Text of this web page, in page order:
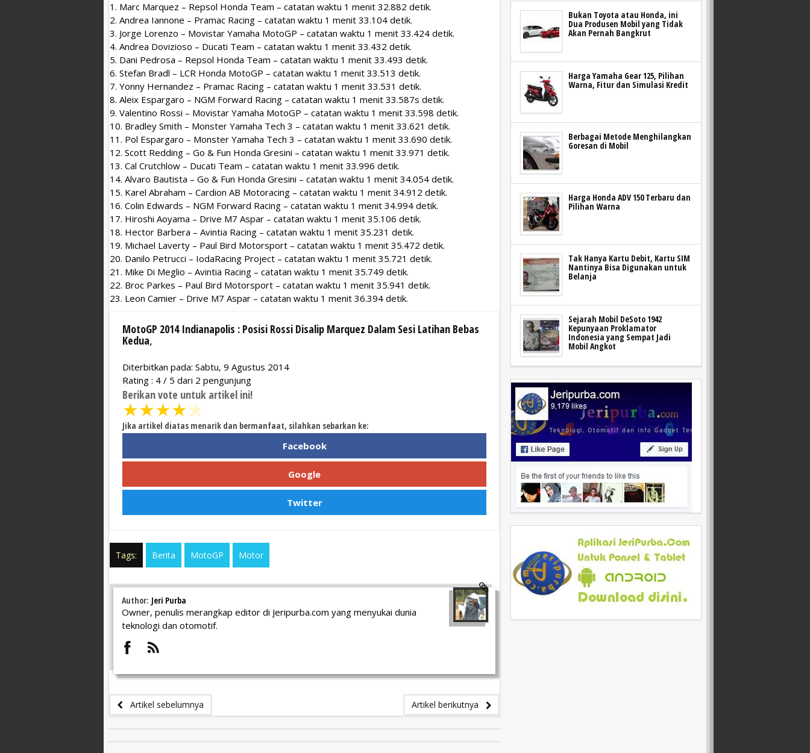
1. Marc Marquez – Repsol Honda Team – catatan waktu 1 menit 32.882 detik.
2. Andrea Iannone – Pramac Racing – catatan waktu 1 menit 33.104 detik.
3. Jorge Lorenzo – Movistar Yamaha MotoGP – catatan waktu 1 menit 33.424 detik.
4. Andrea Dovizioso – Ducati Team – catatan waktu 1 menit 33.432 detik.
5. Dani Pedrosa – Repsol Honda Team – catatan waktu 1 menit 33.493 detik.
6. Stefan Bradl – LCR Honda MotoGP – catatan waktu 1 menit 33.513 detik.
7. Yonny Hernandez – Pramac Racing – catatan waktu 1 menit 33.531 detik.
8. Aleix Espargaro – NGM Forward Racing – catatan waktu 1 menit 33.587s detik.
9. Valentino Rossi – Movistar Yamaha MotoGP – catatan waktu 1 menit 33.598 detik.
10. Bradley Smith – Monster Yamaha Tech 3 – catatan waktu 1 menit 33.621 detik.
11. Pol Espargaro – Monster Yamaha Tech 3 – catatan waktu 1 menit 33.690 detik.
12. Scott Redding – Go & Fun Honda Gresini – catatan waktu 1 menit 33.971 detik.
13. Cal Crutchlow – Ducati Team – catatan waktu 1 menit 33.996 detik.
14. Alvaro Bautista – Go & Fun Honda Gresini – catatan waktu 1 menit 34.054 detik.
15. Karel Abraham – Cardion AB Motoracing – catatan waktu 1 menit 34.912 detik.
16. Colin Edwards – NGM Forward Racing – catatan waktu 1 menit 34.994 detik.
17. Hiroshi Aoyama – Drive M7 Aspar – catatan waktu 1 menit 35.106 detik.
18. Hector Barbera – Avintia Racing – catatan waktu 1 menit 35.231 detik.
19. Michael Laverty – Paul Bird Motorsport – catatan waktu 1 menit 35.472 detik.
20. Danilo Petrucci – IodaRacing Project – catatan waktu 1 menit 35.721 detik.
21. Mike Di Meglio – Avintia Racing – catatan waktu 1 menit 35.749 detik.
22. Broc Parkes – Paul Bird Motorsport – catatan waktu 1 menit 35.941 detik.
23. Leon Camier – Drive M7 Aspar – catatan waktu 1 menit 36.394 detik.
MotoGP 2014 Indianapolis : Posisi Rossi Disalip Marquez Dalam Sesi Latihan Bebas
Kedua,
Diterbitkan pada: Sabtu, 9 Agustus 2014
Rating : 4 / 5 dari 2 pengunjung
Berikan vote untuk artikel ini!
★★★★★
Jika artikel diatas menarik dan bermanfaat, silahkan sebarkan ke:
Facebook
Google
Twitter
Tags: Berita MotoGP Motor
Author: Jeri Purba
Owner, penulis merangkap editor di Jeripurba.com yang menyukai dunia
teknologi dan otomotif.
Artikel sebelumnya Artikel berikutnya
Bukan Toyota atau Honda, ini
Dua Produsen Mobil yang Tidak
Akan Pernah Bangkrut
Harga Yamaha Gear 125, Pilihan
Warna, Fitur dan Simulasi Kredit
Berbagai Metode Menghilangkan
Goresan di Mobil
Harga Honda ADV 150 Terbaru dan
Pilihan Warna
Tak Hanya Kartu Debit, Kartu SIM
Nantinya Bisa Digunakan untuk
Belanja
Sejarah Mobil DeSoto 1942
Kepunyaan Proklamator
Indonesia yang Sempat Jadi
Mobil Angkot